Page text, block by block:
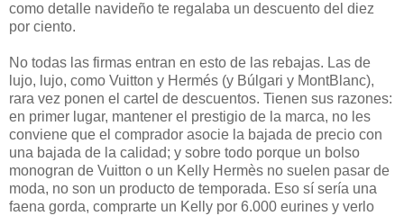
como detalle navideño te regalaba un descuento del diez
por ciento.
No todas las firmas entran en esto de las rebajas. Las de
lujo, lujo, como Vuitton y Hermés (y Búlgari y MontBlanc),
rara vez ponen el cartel de descuentos. Tienen sus razones:
en primer lugar, mantener el prestigio de la marca, no les
conviene que el comprador asocie la bajada de precio con
una bajada de la calidad; y sobre todo porque un bolso
monogran de Vuitton o un Kelly Hermès no suelen pasar de
moda, no son un producto de temporada. Eso sí sería una
faena gorda, comprarte un Kelly por 6.000 eurines y verlo